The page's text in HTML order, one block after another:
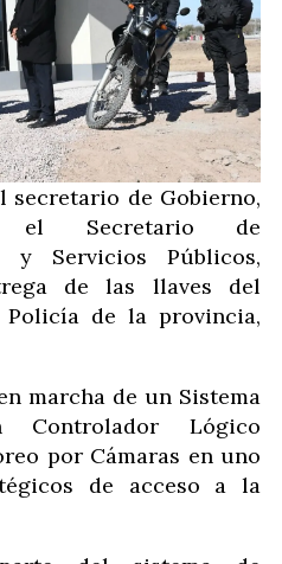
secretario de Gobierno,
el Secretario de
y Servicios Públicos,
de las llaves del
de la provincia,
marcha de un Sistema
Controlador Lógico
por Cámaras en uno
de acceso a la